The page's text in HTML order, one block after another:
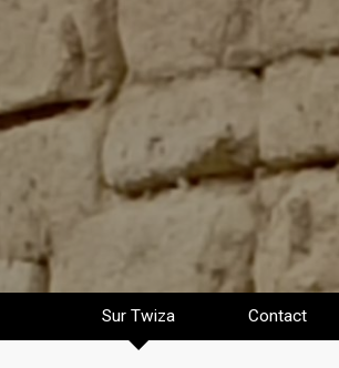
Sur Twiza Contact